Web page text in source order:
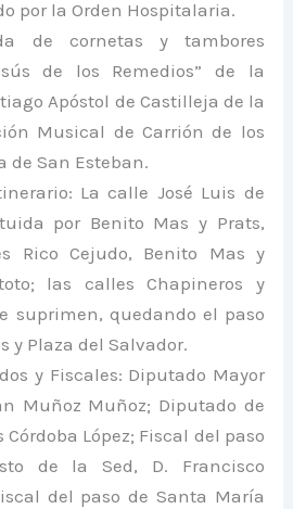
por la Orden Hospitalaria.
de cornetas y tambores
de los Remedios” de la
Apóstol de Castilleja de la
Musical de Carrión de los
de San Esteban.
La calle José Luis de
por Benito Mas y Prats,
Rico Cejudo, Benito Mas y
las calles Chapineros y
suprimen, quedando el paso
y Plaza del Salvador.
y Fiscales: Diputado Mayor
Muñoz Muñoz; Diputado de
Córdoba López; Fiscal del paso
de la Sed, D. Francisco
del paso de Santa María